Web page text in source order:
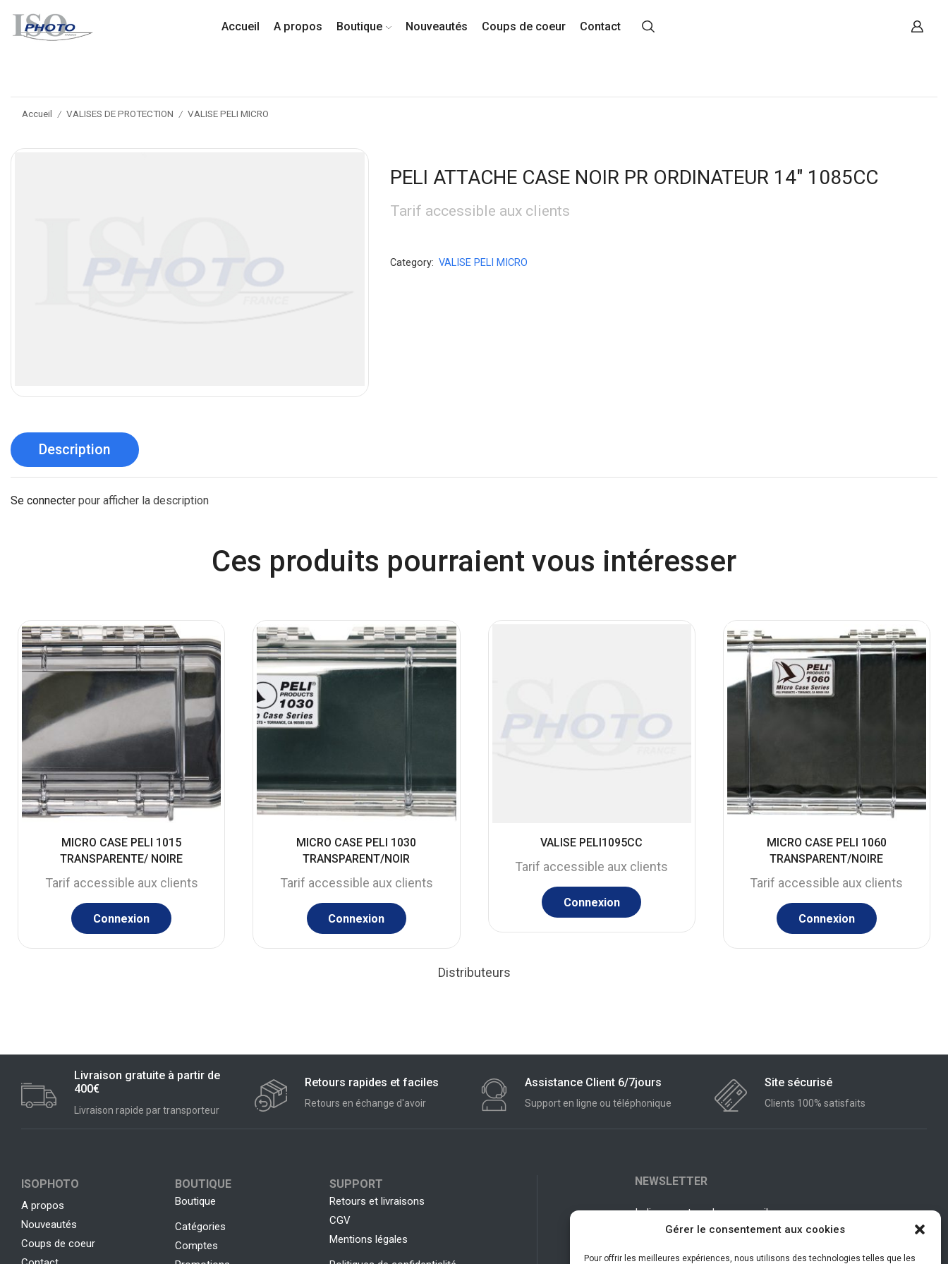
Gérer le consentement aux cookies
Pour offrir les meilleures expériences, nous utilisons des technologies telles que les
Accueil A propos Boutique Nouveautés Coups de coeur Contact
Accueil / VALISES DE PROTECTION / VALISE PELI MICRO
PELI ATTACHE CASE NOIR PR ORDINATEUR 14″ 1085CC
Tarif accessible aux clients
Category: VALISE PELI MICRO
Description
Se connecter pour afficher la description
Ces produits pourraient vous intéresser
MICRO CASE PELI 1015
TRANSPARENTE/ NOIRE
Tarif accessible aux clients
Connexion
MICRO CASE PELI 1030
TRANSPARENT/NOIR
Tarif accessible aux clients
Connexion
VALISE PELI1095CC
Tarif accessible aux clients
Connexion
MICRO CASE PELI 1060
TRANSPARENT/NOIRE
Tarif accessible aux clients
Connexion
Distributeurs
Livraison gratuite à partir de
400€
Livraison rapide par transporteur
Retours rapides et faciles
Retours en échange d'avoir
Assistance Client 6/7jours
Support en ligne ou téléphonique
Site sécurisé
Clients 100% satisfaits
ISOPHOTO
A propos
Nouveautés
Coups de coeur
BOUTIQUE
Boutique
Catégories
Comptes
SUPPORT
Retours et livraisons
CGV
Mentions légales
NEWSLETTER
Indiquez votre adresse email